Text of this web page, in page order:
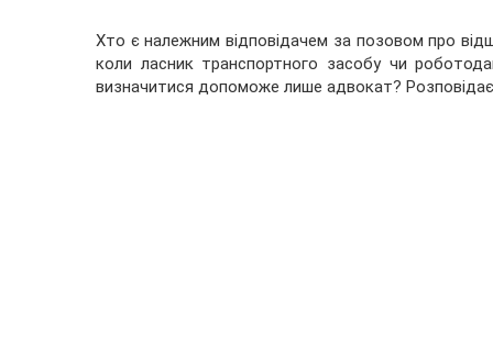
Хто є належним відповідачем за позовом про
коли ласник транспортного засобу чи
визначитися допоможе лише адвокат?